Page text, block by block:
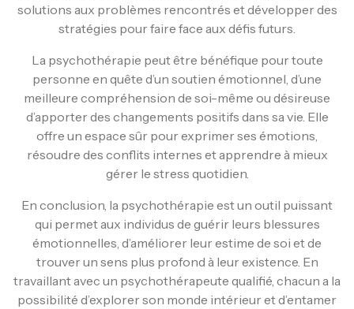
solutions aux problèmes rencontrés et développer des
stratégies pour faire face aux défis futurs.
La psychothérapie peut être bénéfique pour toute
personne en quête d’un soutien émotionnel, d’une
meilleure compréhension de soi-même ou désireuse
d’apporter des changements positifs dans sa vie. Elle
offre un espace sûr pour exprimer ses émotions,
résoudre des conflits internes et apprendre à mieux
gérer le stress quotidien.
En conclusion, la psychothérapie est un outil puissant
qui permet aux individus de guérir leurs blessures
émotionnelles, d’améliorer leur estime de soi et de
trouver un sens plus profond à leur existence. En
travaillant avec un psychothérapeute qualifié, chacun a la
possibilité d’explorer son monde intérieur et d’entamer